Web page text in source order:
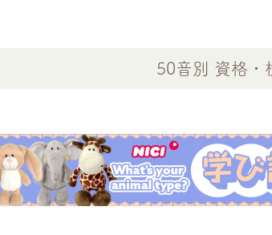
50音別 資格・